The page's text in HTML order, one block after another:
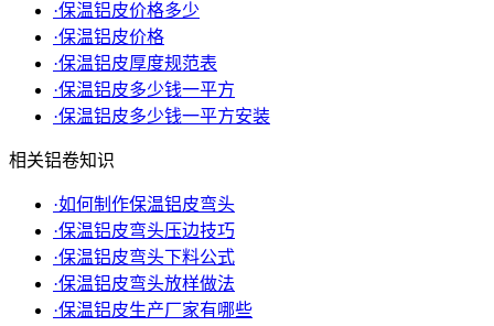
·保温铝皮价格多少
·保温铝皮价格
·保温铝皮厚度规范表
·保温铝皮多少钱一平方
·保温铝皮多少钱一平方安装
相关铝卷知识
·如何制作保温铝皮弯头
·保温铝皮弯头压边技巧
·保温铝皮弯头下料公式
·保温铝皮弯头放样做法
·保温铝皮生产厂家有哪些